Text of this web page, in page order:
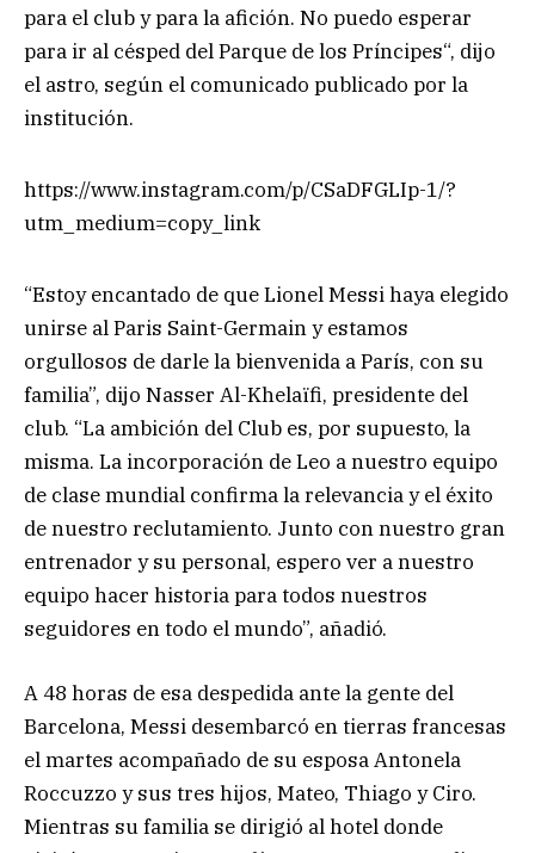
para el club y para la afición. No puedo esperar
para ir al césped del Parque de los Príncipes“, dijo
el astro, según el comunicado publicado por la
institución.
https://www.instagram.com/p/CSaDFGLIp-1/?
utm_medium=copy_link
“Estoy encantado de que Lionel Messi haya elegido
unirse al Paris Saint-Germain y estamos
orgullosos de darle la bienvenida a París, con su
familia”, dijo Nasser Al-Khelaïfi, presidente del
club. “La ambición del Club es, por supuesto, la
misma. La incorporación de Leo a nuestro equipo
de clase mundial confirma la relevancia y el éxito
de nuestro reclutamiento. Junto con nuestro gran
entrenador y su personal, espero ver a nuestro
equipo hacer historia para todos nuestros
seguidores en todo el mundo”, añadió.
A 48 horas de esa despedida ante la gente del
Barcelona, Messi desembarcó en tierras francesas
el martes acompañado de su esposa Antonela
Roccuzzo y sus tres hijos, Mateo, Thiago y Ciro.
Mientras su familia se dirigió al hotel donde